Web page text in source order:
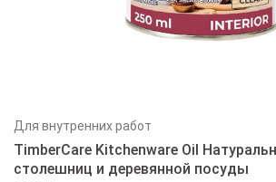
Для внутренних работ
TimberCare Kitchenware Oil
столешниц и деревянной посуды